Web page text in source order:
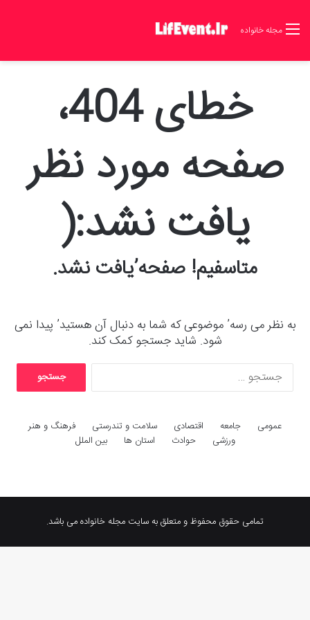
مجله خانواده
خطای 404،
صفحه مورد نظر
یافت نشد:(
متاسفیم! صفحه’یافت نشد.
به نظر می رسه’ موضوعی که شما به دنبال آن هستید’ پیدا نمی
شود. شاید جستجو کمک کند.
ب
:
عمومی جامعه اقتصادی سلامت و تندرستی
فرهنگ و هنر
ورزشی
حوادث استان ها بین الملل
تمامی حقوق محفوظ و متعلق به سایت مجله خانواده می باشد.